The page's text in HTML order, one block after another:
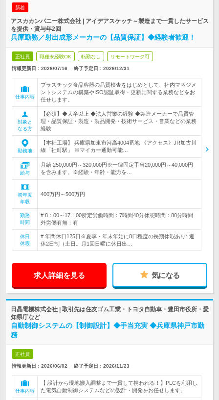
新着
アスカカンパニー株式会社 | アイデアスケッチ～製造まで一貫したサービス
を提供・賞与年2回
兵庫勤務／射出成形メーカーの【品質保証】◆経験者歓迎！
正社員 職種未経験OK 転勤なし リモートワーク可
情報更新日：2026/07/16 終了予定日： 2026/12/31
仕事内容
プラスチック食品容器の品質検査をはじめとして、社内マネジメ
ントシステムの構築やISO認証取得・更新に関する業務などをお
任せします。
対象と
なる方
【必須】◆大卒以上 ◆法人営業の経験 ◆製造メーカーで品質管
理・品質保証・製造・製品開発・技術サービス・営業などの業務
経験
勤務地
【本社工場】 兵庫県加東市河高4004番地 《アクセス》JR加古川
線「社町駅」 ※マイカー通勤可能…
給与
月給 250,000円～320,000円※一律固定手当20,000円～40,000円
を含みます。※経験・年齢・能力を…
初年度
年収
400万円～500万円
勤務
時間
# 8：00～17：00所定労働時間：7時間40分休憩時間：80分時間
外労働有無：有
休日
休暇
# 年間休日125日※夏季・年末年始に8日程度の長期休暇あり* 週
休2日制（土日。月1回日曜に休日出…
求人詳細を見る 気になる
日晶電機株式会社 | 取引先は住友ゴム工業・トヨタ自動車・豊田市役所・愛
知県庁など
自動制御システムの【制御設計】◆手当充実 ◆兵庫県神戸市勤
務
正社員
情報更新日：2026/06/02 終了予定日： 2026/11/23
仕事内容
【 設計から現地搬入調整まで一貫して携われる！】PLCを利用し
た電気自動制御システムなどの設計・開発をお任せします。